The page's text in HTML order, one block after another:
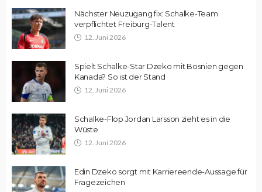
Nächster Neuzugang fix: Schalke-Team
verpflichtet Freiburg-Talent
12. Juni 2026
Spielt Schalke-Star Dzeko mit Bosnien gegen
Kanada? So ist der Stand
12. Juni 2026
Schalke-Flop Jordan Larsson zieht es in die
Wüste
12. Juni 2026
Edin Dzeko sorgt mit Karriereende-Aussage für
Fragezeichen